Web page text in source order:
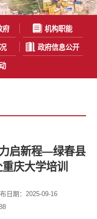
府 机构职能
政府信息公开
启新程—绿春县
庆大学培训
日期：2025-09-16